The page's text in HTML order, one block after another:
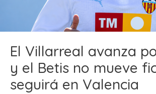
El Villarreal avanza
y el Betis no mueve
seguirá en Valencia